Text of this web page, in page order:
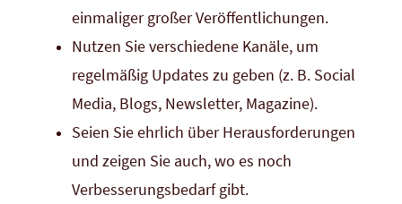
einmaliger großer Veröffentlichungen.
Nutzen Sie verschiedene Kanäle, um
regelmäßig Updates zu geben (z. B. Social
Media, Blogs, Newsletter, Magazine).
Seien Sie ehrlich über Herausforderungen
und zeigen Sie auch, wo es noch
Verbesserungsbedarf gibt.